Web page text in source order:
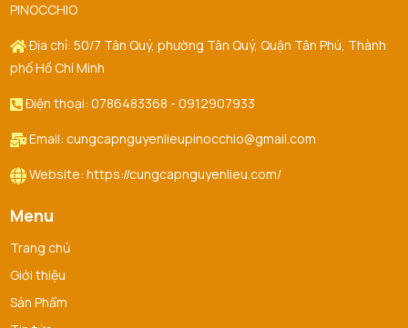
PINOCCHIO
Địa chỉ: 50/7 Tân Quý, phường Tân Quý, Quận Tân Phú, Thành
phố Hồ Chí Minh
Điện thoại: 0786483368 - 0912907933
Email: cungcapnguyenlieupinocchio@gmail.com
Website: https://cungcapnguyenlieu.com/
Menu
Trang chủ
Giới thiệu
Sản Phẩm